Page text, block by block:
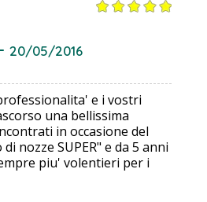
20/05/2016
e i vostri
una bellissima
in occasione del
nozze SUPER" e da 5 anni
piu' volentieri per i